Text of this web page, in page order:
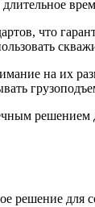
что
на их
для